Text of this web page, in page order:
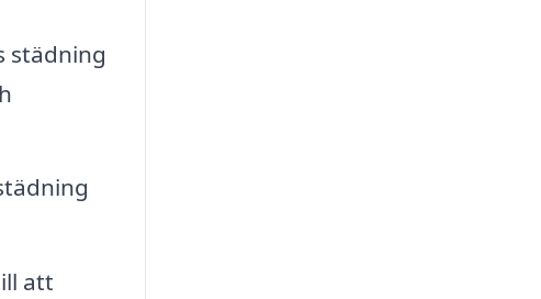
städning
att